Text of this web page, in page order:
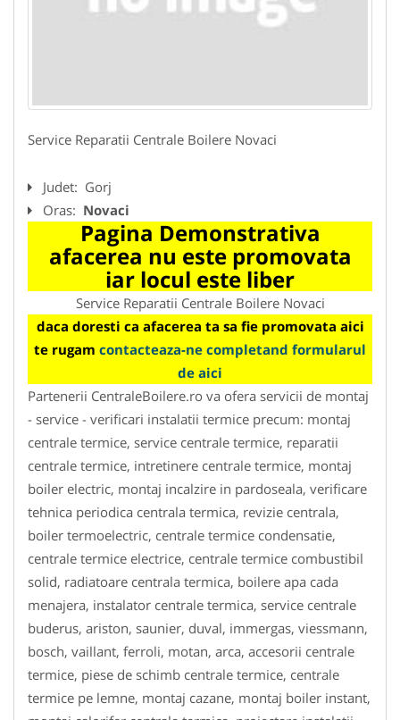
Service Reparatii Centrale Boilere Novaci
Judet: Gorj
Oras: Novaci
Pagina Demonstrativa
afacerea nu este promovata
iar locul este liber
Service Reparatii Centrale Boilere Novaci
daca doresti ca afacerea ta sa fie promovata aici
te rugam contacteaza-ne completand formularul
de aici
Partenerii CentraleBoilere.ro va ofera servicii de montaj
- service - verificari instalatii termice precum: montaj
centrale termice, service centrale termice, reparatii
centrale termice, intretinere centrale termice, montaj
boiler electric, montaj incalzire in pardoseala, verificare
tehnica periodica centrala termica, revizie centrala,
boiler termoelectric, centrale termice condensatie,
centrale termice electrice, centrale termice combustibil
solid, radiatoare centrala termica, boilere apa cada
menajera, instalator centrale termica, service centrale
buderus, ariston, saunier, duval, immergas, viessmann,
bosch, vaillant, ferroli, motan, arca, accesorii centrale
termice, piese de schimb centrale termice, centrale
termice pe lemne, montaj cazane, montaj boiler instant,